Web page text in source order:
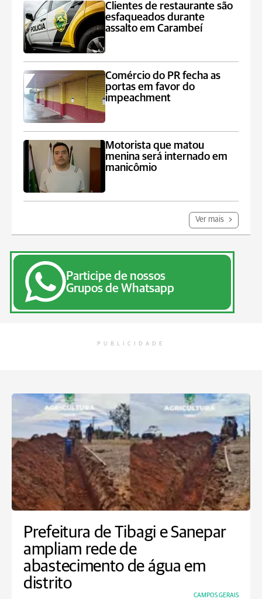
Clientes de restaurante são
esfaqueados durante
assalto em Carambeí
Comércio do PR fecha as
portas em favor do
impeachment
Motorista que matou
menina será internado em
manicômio
Ver mais
Participe de nossos
Grupos de Whatsapp
PUBLICIDADE
Prefeitura de Tibagi e Sanepar
ampliam rede de
abastecimento de água em
distrito
CAMPOS GERAIS